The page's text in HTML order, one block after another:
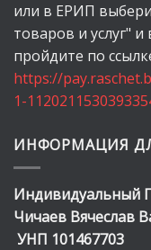
или в ЕРИП
товаров и услуг"
пройдите по
https://
1-
ИНФОРМАЦИЯ
Индивидуальный
Чичаев Вячеслав
УНП 101467703